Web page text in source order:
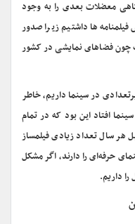
گاهی معضلات بعدی را به وجود
داشتیم زیرا صدور
چون فضاهای نمایشی در کشور
در سینما داریم، خاطر
افتاد این بود که در تمام
هر سال تعداد زیادی فیلمساز
حرفه‌ای را دارند، اگر مشکل